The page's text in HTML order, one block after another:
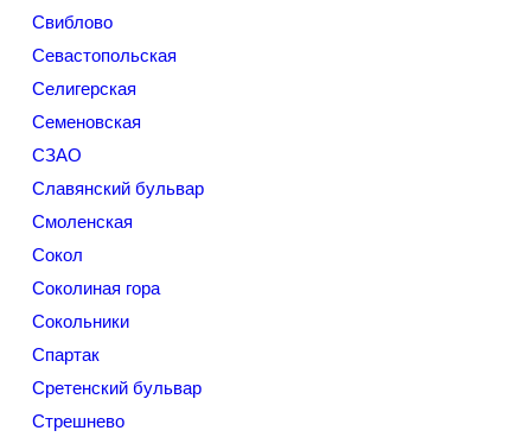
Свиблово
Севастопольская
Селигерская
Семеновская
СЗАО
Славянский бульвар
Смоленская
Сокол
Соколиная гора
Сокольники
Спартак
Сретенский бульвар
Стрешнево